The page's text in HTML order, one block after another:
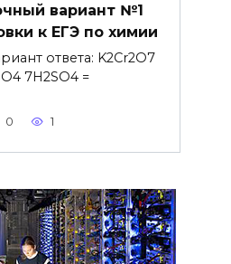
вариант №1
к ЕГЭ по химии
ответа: K2Cr2O7
7H2SO4 =
0 1